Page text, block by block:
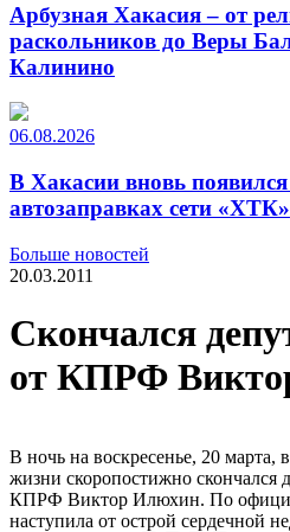
Арбузная Хакасия – от
раскольников до Веры
Калинино
06.08.2026
В Хакасии вновь
автозаправках сети «ХТК»
Больше новостей
20.03.2011
Скончался
от КПРФ
В ночь на воскресенье, 20 марта,
жизни скоропостижно скончался
КПРФ Виктор Илюхин. По
наступила от острой сердечной